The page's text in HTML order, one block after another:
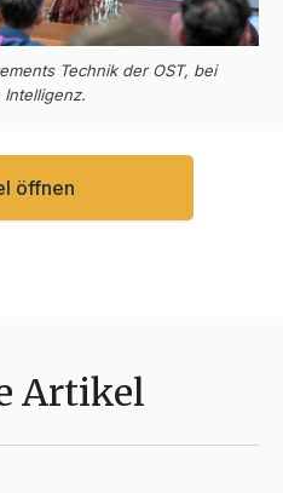
Technik der OST, bei
öffnen
Artikel